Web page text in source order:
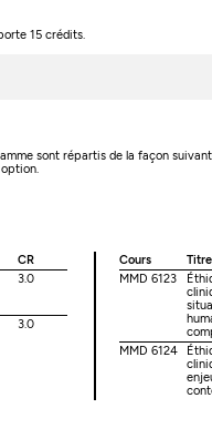
15 crédits.
sont répartis de la façon
CR
3.0
3.0
Cours Titre
MMD 6123
MMD 6124